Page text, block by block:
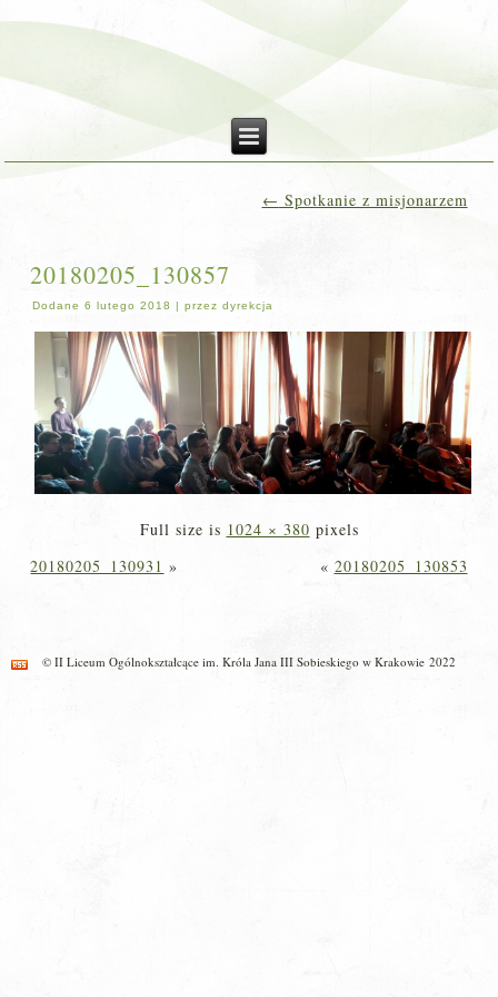
← Spotkanie z misjonarzem
20180205_130857
Dodane 6 lutego 2018 |przez dyrekcja
Full size is 1024 × 380 pixels
20180205_130931 » « 20180205_130853
© II Liceum Ogólnokształcące im. Króla Jana III Sobieskiego w Krakowie 2022